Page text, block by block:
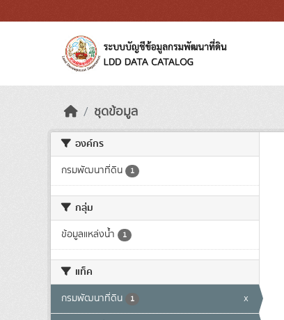
ชุดข้อมูล
องค์กร
กรมพัฒนาที่ดิน 1
กลุ่ม
ข้อมูลแหล่งน้ำ 1
แท็ค
กรมพัฒนาที่ดิน 1 x